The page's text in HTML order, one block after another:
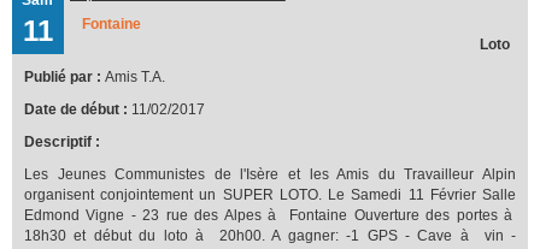
11
Fontaine
Loto
Publié par : Amis T.A.
Date de début : 11/02/2017
Descriptif :
Les Jeunes Communistes de l'Isère et les Amis du Travailleur Alpin
organisent conjointement un SUPER LOTO. Le Samedi 11 Février Salle
Edmond Vigne - 23 rue des Alpes à Fontaine Ouverture des portes à
18h30 et début du loto à 20h00. A gagner: -1 GPS - Cave à vin -